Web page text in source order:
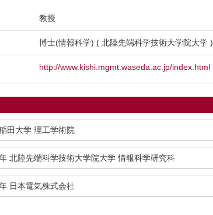
教授
博士(情報科学) ( 北陸先端科学技術大学院大学 )
http://www.kishi.mgmt.waseda.ac.jp/index.html
田大学 理工学術院
北陸先端科学技術大学院大学 情報科学研究科
日本電気株式会社